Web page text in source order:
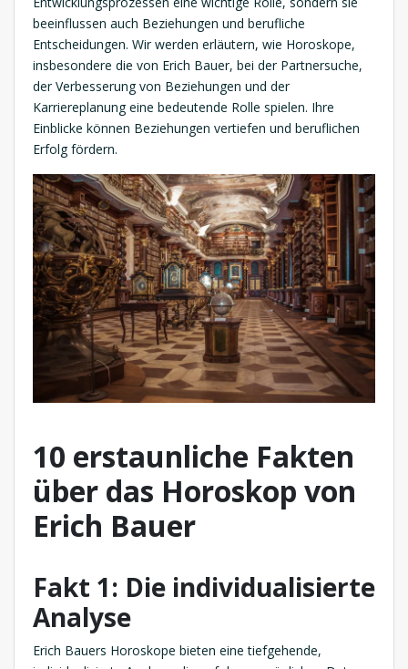
beeinflussen auch Beziehungen und berufliche
Entscheidungen. Wir werden erläutern, wie Horoskope,
insbesondere die von Erich Bauer, bei der Partnersuche,
der Verbesserung von Beziehungen und der
Karriereplanung eine bedeutende Rolle spielen. Ihre
Einblicke können Beziehungen vertiefen und beruflichen
Erfolg fördern.
10 erstaunliche Fakten
über das Horoskop von
Erich Bauer
Fakt 1: Die individualisierte
Analyse
Erich Bauers Horoskope bieten eine tiefgehende,